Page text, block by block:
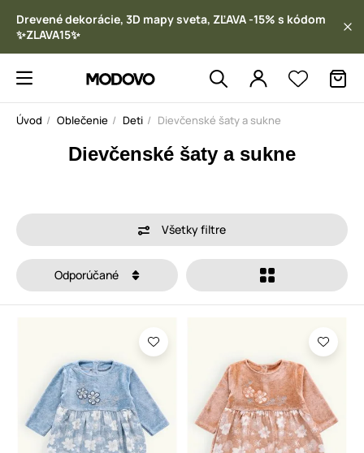
Drevené dekorácie, 3D mapy sveta, ZĽAVA -15% s kódom
✨ZLAVA15✨
Úvod Oblečenie Deti Dievčenské šaty a sukne
Dievčenské šaty a sukne
Všetky filtre
Odporúčané